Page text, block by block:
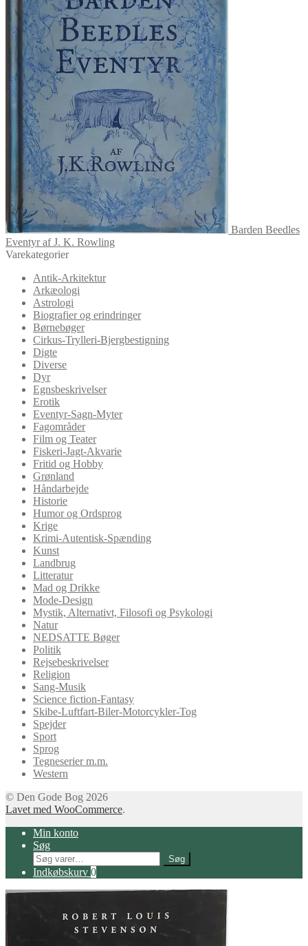
Barden Beedles
Eventyr af J. K. Rowling
Varekategorier
Antik-Arkitektur
Arkæologi
Astrologi
Biografier og erindringer
Børnebøger
Cirkus-Trylleri-Bjergbestigning
Digte
Diverse
Dyr
Egnsbeskrivelser
Erotik
Eventyr-Sagn-Myter
Fagområder
Film og Teater
Fiskeri-Jagt-Akvarie
Fritid og Hobby
Grønland
Håndarbejde
Historie
Humor og Ordsprog
Krige
Krimi-Autentisk-Spænding
Kunst
Landbrug
Litteratur
Mad og Drikke
Mode-Design
Mystik, Alternativt, Filosofi og Psykologi
Natur
NEDSATTE Bøger
Politik
Rejsebeskrivelser
Religion
Sang-Musik
Science fiction-Fantasy
Skibe-Luftfart-Biler-Motorcykler-Tog
Spejder
Sport
Sprog
Tegneserier m.m.
Western
© Den Gode Bog 2026
Lavet med WooCommerce.
Min konto
Søg
Søg
efter:
Søg
Indkøbskurv 0